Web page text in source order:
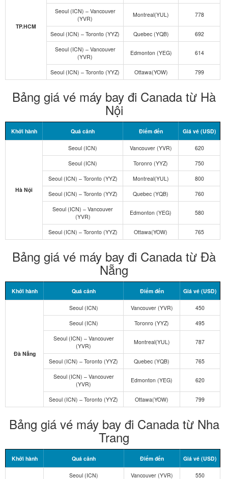
TP.HCM
Seoul (ICN) – Vancouver
(YVR)
Montreal(YUL) 778
Seoul (ICN) – Toronto (YYZ) Quebec (YQB)
692
Seoul (ICN) – Vancouver
(YVR)
Edmonton (YEG) 614
Seoul (ICN) – Toronto (YYZ) Ottawa(YOW) 799
Bảng giá vé máy bay đi Canada từ Hà
Nội
Khởi hành Quá cảnh Điểm đến Giá vé (USD)
Hà Nội
Seoul (ICN) Vancouver (YVR)
620
Seoul (ICN)
Toronro (YYZ)
750
Seoul (ICN) – Toronto (YYZ)
Montreal(YUL)
800
Seoul (ICN) – Toronto (YYZ)
Quebec (YQB)
760
Seoul (ICN) – Vancouver
(YVR)
Edmonton (YEG) 580
Seoul (ICN) – Toronto (YYZ) Ottawa(YOW) 765
Bảng giá vé máy bay đi Canada từ Đà
Nẵng
Khởi hành Quá cảnh Điểm đến Giá vé (USD)
Đà Nẵng
Seoul (ICN) Vancouver (YVR)
450
Seoul (ICN)
Toronro (YYZ)
495
Seoul (ICN) – Vancouver
(YVR)
Montreal(YUL) 787
Seoul (ICN) – Toronto (YYZ) Quebec (YQB)
765
Seoul (ICN) – Vancouver
(YVR)
Edmonton (YEG) 620
Seoul (ICN) – Toronto (YYZ) Ottawa(YOW) 799
Bảng giá vé máy bay đi Canada từ Nha
Trang
Khởi hành Quá cảnh Điểm đến Giá vé (USD)
Seoul (ICN) Vancouver (YVR)
550